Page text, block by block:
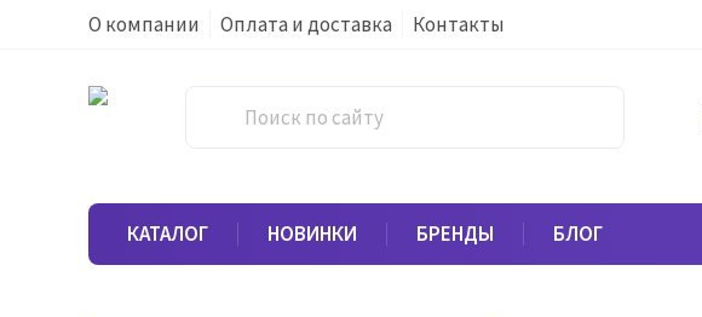
О компании Оплата и доставка Контакты
КАТАЛОГ НОВИНКИ БРЕНДЫ БЛОГ